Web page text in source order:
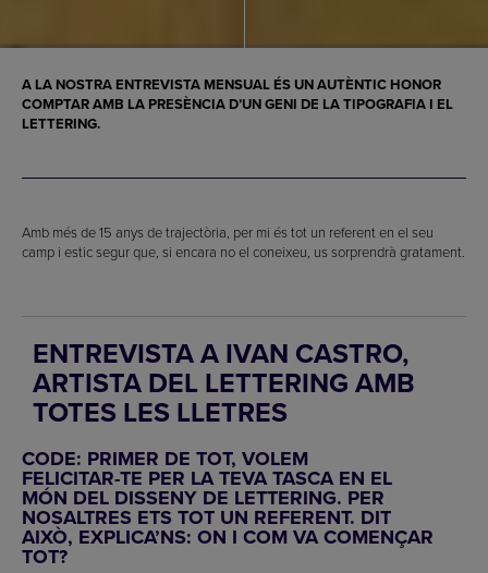
A LA NOSTRA ENTREVISTA MENSUAL ÉS UN AUTÈNTIC HONOR
COMPTAR AMB LA PRESÈNCIA D’UN GENI DE LATIPOGRAFIA I EL
LETTERING.
Amb més de 15 anys de trajectòria, per mi és tot un referent en el seu
camp i estic segur que, si encara no el coneixeu, us sorprendrà gratament.
ENTREVISTA A IVAN CASTRO,
ARTISTA DEL LETTERING AMB
TOTES LES LLETRES
CODE: PRIMER DE TOT, VOLEM
FELICITAR-TE PER LA TEVA TASCA EN EL
MÓN DEL DISSENY DE LETTERING. PER
NOSALTRES ETS TOT UN REFERENT. DIT
AIXÒ, EXPLICA’NS: ON I COM VA COMENÇAR
TOT?